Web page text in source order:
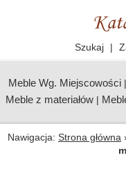
Szukaj |
Meble Wg. Miejscowości|
Meble z materiałów |
Nawigacja: Strona główna